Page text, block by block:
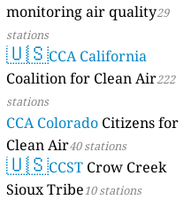
monitoring air quality29
stations
🇺🇸CCA California
Coalition for Clean Air222
stations
CCA Colorado Citizens for
Clean Air40 stations
🇺🇸CCST Crow Creek
Sioux Tribe10 stations